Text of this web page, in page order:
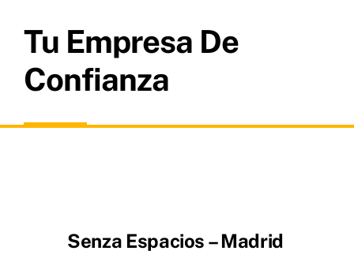
Tu Empresa De
Confianza
Senza Espacios – Madrid